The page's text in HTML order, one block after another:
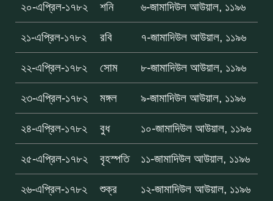
২০-এপ্রিল-১৭৮২ শনি ৬-জামাদিউল আউয়াল, ১১৯৬
২১-এপ্রিল-১৭৮২ রবি ৭-জামাদিউল আউয়াল, ১১৯৬
২২-এপ্রিল-১৭৮২ সোম ৮-জামাদিউল আউয়াল, ১১৯৬
২৩-এপ্রিল-১৭৮২ মঙ্গল ৯-জামাদিউল আউয়াল, ১১৯৬
২৪-এপ্রিল-১৭৮২ বুধ ১০-জামাদিউল আউয়াল, ১১৯৬
২৫-এপ্রিল-১৭৮২ বৃহস্পতি ১১-জামাদিউল আউয়াল, ১১৯৬
২৬-এপ্রিল-১৭৮২ শুক্র ১২-জামাদিউল আউয়াল, ১১৯৬